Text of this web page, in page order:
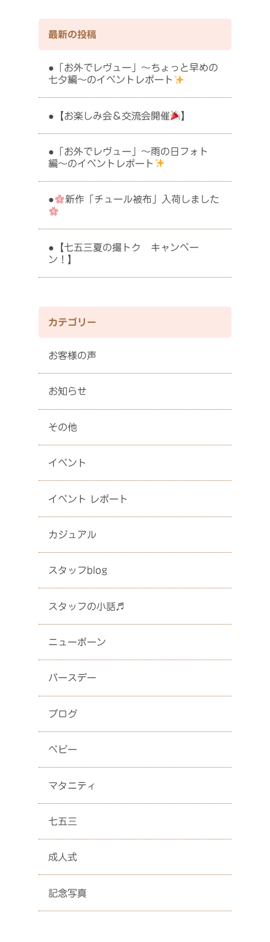
最新の投稿
「お外でレヴュー」〜ちょっと早めの
七夕編〜のイベントレポート
【お楽しみ会＆交流会開催 】
「お外でレヴュー」〜雨の日フォト
編〜のイベントレポート
新作「チュール被布」入荷しました
【七五三夏の撮トク キャンペー
ン！】
カテゴリー
お客様の声
お知らせ
その他
イベント
イベント レポート
カジュアル
スタッフblog
スタッフの小話♬
ニューボーン
バースデー
ブログ
ベビー
マタニティ
七五三
成人式
記念写真